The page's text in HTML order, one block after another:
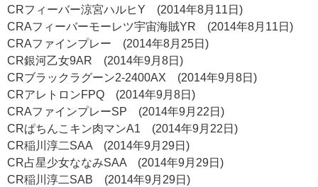
CRフィーバー涼宮ハルヒY (2014年8月11日)
CRAフィーバーモーレツ宇宙海賊YR (2014年8月11日)
CRAファインプレー (2014年8月25日)
CR銀河乙女9AR (2014年9月8日)
CRブラックラグーン2-2400AX (2014年9月8日)
CRアレトロンFPQ (2014年9月8日)
CRAファインプレーSP (2014年9月22日)
CRぱちんこキン肉マンA1 (2014年9月22日)
CR稲川淳二SAA (2014年9月29日)
CR占星少女ななみSAA (2014年9月29日)
CR稲川淳二SAB (2014年9月29日)